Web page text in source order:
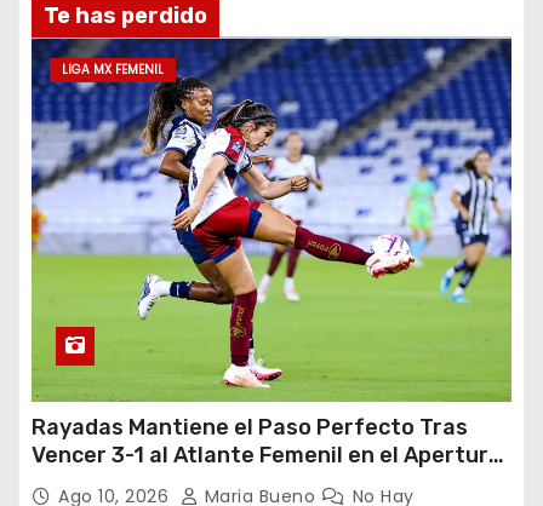
Te has perdido
LIGA MX FEMENIL
Rayadas Mantiene el Paso Perfecto Tras
Vencer 3-1 al Atlante Femenil en el Apertura
2026Ago 10, 2026 Maria Bueno
No Hay